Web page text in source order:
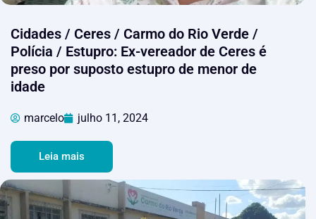
Cidades / Ceres / Carmo do Rio Verde /
Polícia / Estupro: Ex-vereador de Ceres é
preso por suposto estupro de menor de
idade
marcelo julho 11, 2024
Leia mais